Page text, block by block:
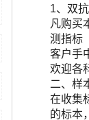
1、双
凡购买
测指标
客户手
欢迎各
二、样
在收集
的标本